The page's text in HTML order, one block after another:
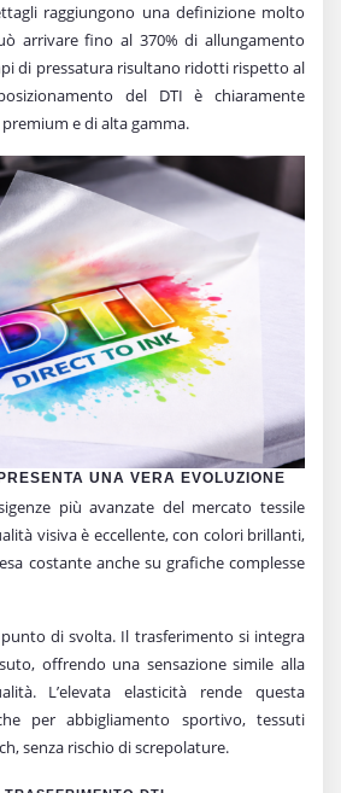
raggiungono una definizione molto
arrivare fino al 370% di allungamento
di pressatura risultano ridotti rispetto al
del DTI è chiaramente
e di alta gamma.
UNA VERA EVOLUZIONE
più avanzate del mercato tessile
visiva è eccellente, con colori brillanti,
costante anche su grafiche complesse
di svolta. Il trasferimento si integra
offrendo una sensazione simile alla
L’elevata elasticità rende questa
per abbigliamento sportivo, tessuti
senza rischio di screpolature.